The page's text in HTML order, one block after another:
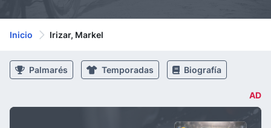
Inicio Irizar, Markel
Palmarés Temporadas Biografía
AD